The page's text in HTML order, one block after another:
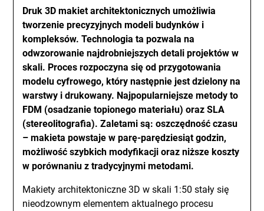
Druk 3D makiet architektonicznych umożliwia
tworzenie precyzyjnych modeli budynków i
kompleksów. Technologia ta pozwala na
odwzorowanie najdrobniejszych detali projektów w
skali. Proces rozpoczyna się od przygotowania
modelu cyfrowego, który następnie jest dzielony na
warstwy i drukowany. Najpopularniejsze metody to
FDM (osadzanie topionego materiału) oraz SLA
(stereolitografia). Zaletami są: oszczędność czasu
– makieta powstaje w parę-parędziesiąt godzin,
możliwość szybkich modyfikacji oraz niższe koszty
w porównaniu z tradycyjnymi metodami.
Makiety architektoniczne 3D w skali 1:50 stały się
nieodzownym elementem aktualnego procesu